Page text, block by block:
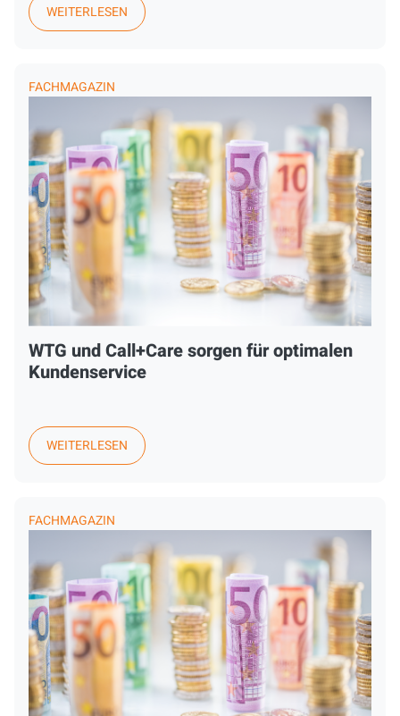
WEITERLESEN
FACHMAGAZIN
WTG und Call+Care sorgen für optimalen
Kundenservice
WEITERLESEN
FACHMAGAZIN